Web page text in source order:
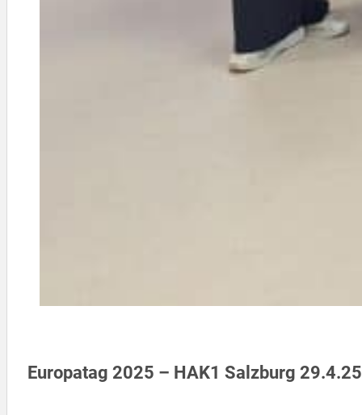
Europatag 2025 – HAK1 Salzburg 29.4.25